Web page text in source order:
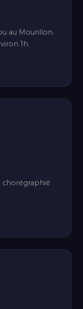
au Mourillon.
1h.
chorégraphié